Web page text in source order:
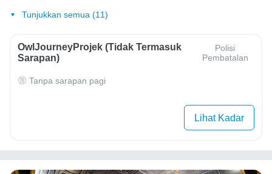
Tunjukkan semua (11)
OwlJourneyProjek (Tidak Termasuk
Sarapan)
Polisi
Pembatalan
Tanpa sarapan pagi
Lihat Kadar